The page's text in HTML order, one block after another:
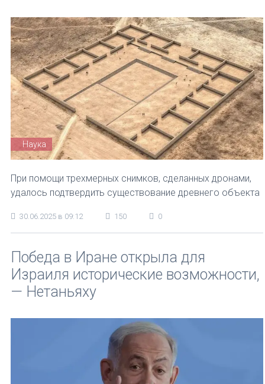
Наука
При помощи трехмерных снимков, сделанных дронами,
удалось подтвердить существование древнего объекта
30.06.2025 в 09:12 150 0
Победа в Иране открыла для
Израиля исторические возможности,
— Нетаньяху